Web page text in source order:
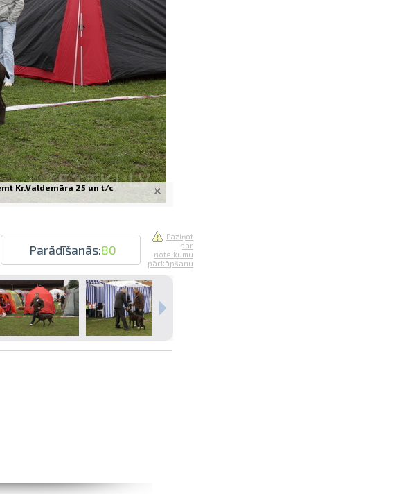
– pasūtiet tiešsaistē
veidi jūsu foto
saņemšana klātienē
Kr.Valdemāra 25 un t/c
Parādīšanās:80
Paziņot
par
noteikumu
pārkāpšanu